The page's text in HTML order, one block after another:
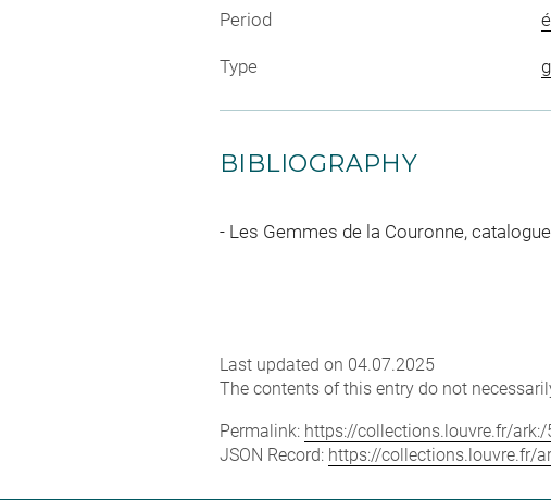
Period
Type
BIBLIOGRAPHY
Les Gemmes de la Couronne,
Last updated on 04.07.2025
The contents of this entry do not
Permalink: https://collections.louvre.fr/
JSON Record: https://collections.louvre.fr/